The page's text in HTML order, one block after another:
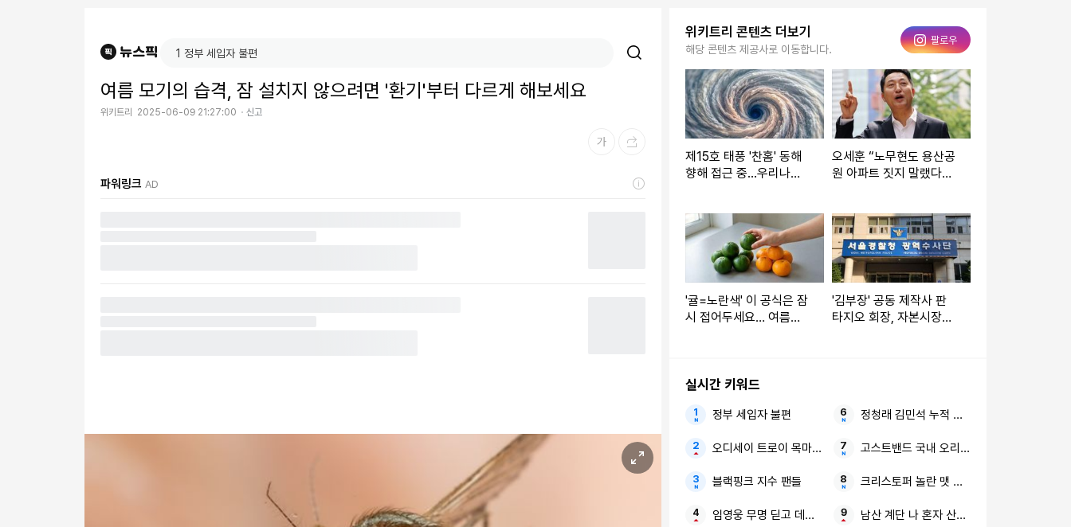
여름 모기의 습격, 잠 설치지 않으려면 '환기'부터 다르게 해보세요
위키트리 2025-06-09 21:27:00 신고
파워링크 AD
위키트리 콘텐츠 더보기
해당 콘텐츠 제공사로 이동합니다.
팔로우
제15호 태풍 '찬홈' 동해
향해 접근 중...우리나라
오세훈 “노무현도 용산공
원 아파트 짓지 말랬다…
'귤=노란색' 이 공식은 잠
시 접어두세요… 여름에
'김부장' 공동 제작사 판
타지오 회장, 자본시장법
실시간 키워드
정부 세입자 불편
오디세이 트로이 목마 제작 이모저모
블랙핑크 지수 팬들
임영웅 무명 딛고 데뷔 10년
정청래 김민석 누적 득표율
고스트밴드 국내 오리지널 창작 애니메이션
크리스토퍼 놀란 맷 데이먼 韓 감성
남산 계단 나 혼자 산다 류혜영·고경표